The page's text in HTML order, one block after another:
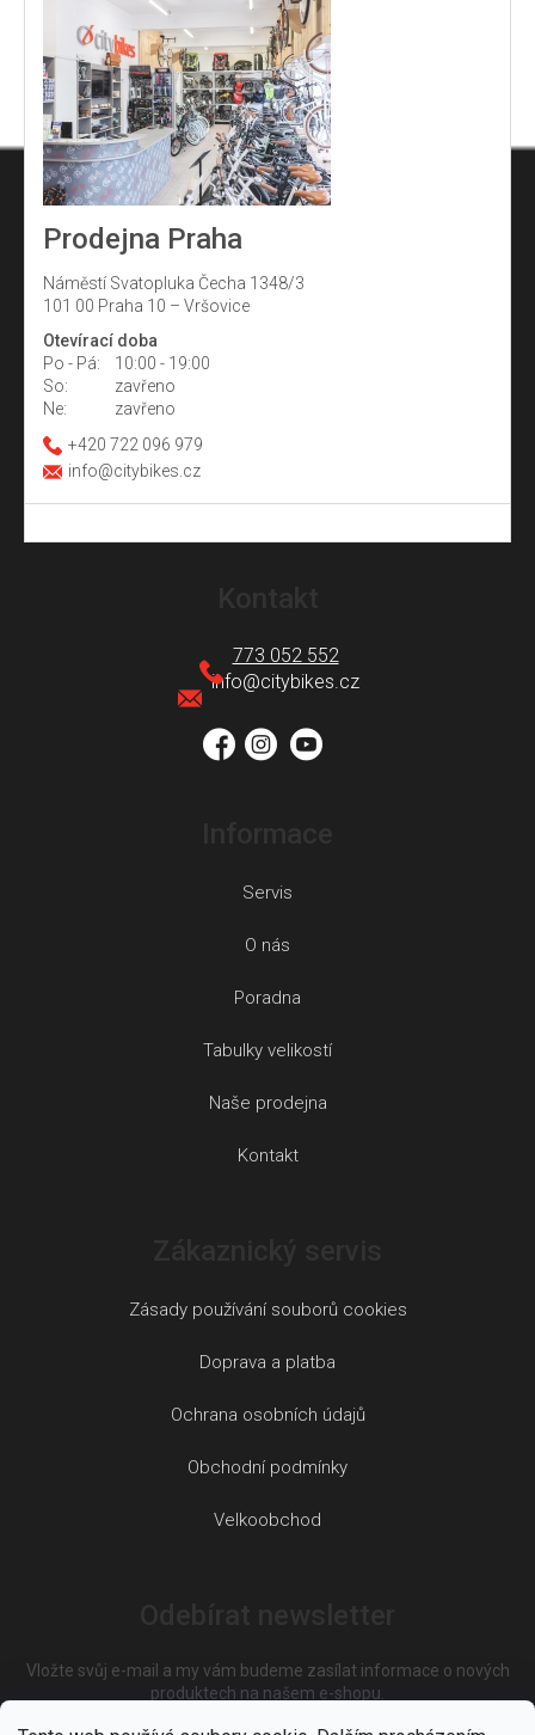
Prodejna Praha
Náměstí Svatopluka Čecha 1348/3
101 00 Praha 10 – Vršovice
Otevírací doba
Po - Pá:
10:00 - 19:00
So:
zavřeno
Ne:
zavřeno
+420 722 096 979
info@citybikes.cz
info@citybikes.cz
773 052 552
Servis
O nás
Poradna
Tabulky velikostí
Naše prodejna
Kontakt
Zásady používání souborů cookies
Doprava a platba
Ochrana osobních údajů
Obchodní podmínky
Velkoobchod
Vložte svůj e-mail a my vám budeme zasílat informace o nových
produktech na našem e-shopu.